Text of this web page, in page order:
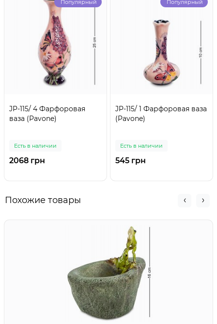
Популярный
JP-115/ 4 Фарфоровая
ваза (Pavone)
Есть в наличии
2068 грн
Популярный
JP-115/ 1 Фарфоровая ваза
(Pavone)
Есть в наличии
545 грн
Похожие товары